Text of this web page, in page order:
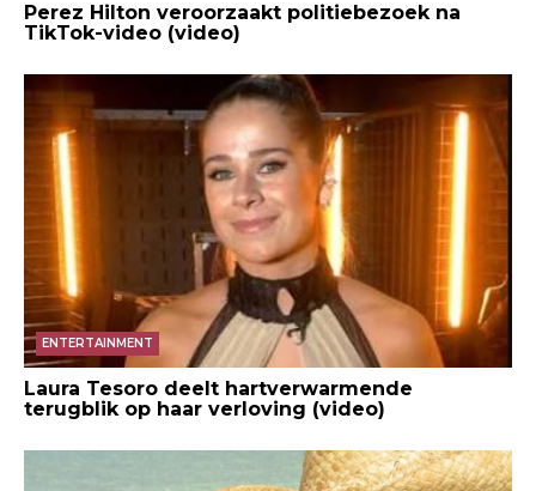
Perez Hilton veroorzaakt politiebezoek na
TikTok-video (video)
ENTERTAINMENT
Laura Tesoro deelt hartverwarmende
terugblik op haar verloving (video)